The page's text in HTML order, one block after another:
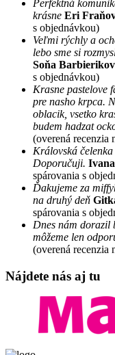
Perfektná
krásne Eri
s objednávkou)
Veľmi rýchly a
lebo sme si
Soňa
s objednávkou)
Krasne pastelove
pre nasho krpca.
oblacik, vsetko
budem hadzat
(overená recenzia
Královská
Doporučuji.
spárovania s
Ďakujeme za
na druhý deň
spárovania s
Dnes nám dorazil
môžeme len
(overená recenzia
Nájdete nás aj tu